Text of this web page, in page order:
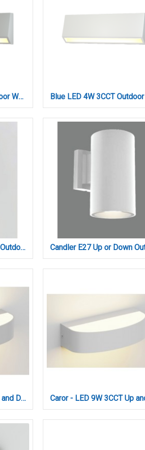
Blue LED 4W 3CCT Outdoor Wall Lamp Grey D:22cmx8cm (80202330)
Candler E27 Up or Down Outdoor Light in Gray Color (80203734)
Caror - LED 9W 3CCT Up and Down Outdoor Light in Grey Color (80204030)